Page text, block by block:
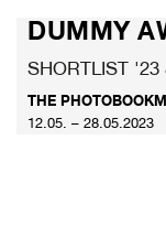
DUMMY
SHORTLIST
THE
12.05. – 28.05.2023